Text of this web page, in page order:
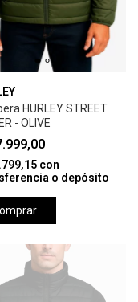
HURLEY STREET
- OLIVE
con
o depósito